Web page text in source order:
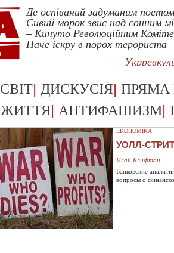
Де оспіваний задуманим поетом
Сивий морок звис над сонним
– Кинуто Революційним
Наче іскру в порох терориста
СВІТ| ДИСКУСІЯ| ПРЯМА
ЖИТТЯ| АНТИФАШИЗМ|
ЕКОНОМІКА
УОЛЛ-
Илай Клифтон
Банковские
вопросы о